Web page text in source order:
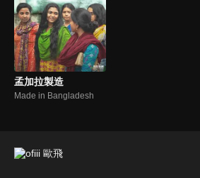
孟加拉製造
Made in Bangladesh